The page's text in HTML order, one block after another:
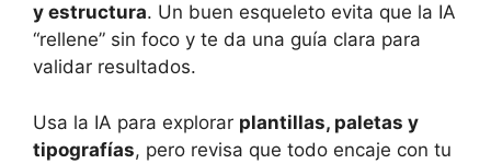
y estructura. Un buen esqueleto evita que la IA
“rellene” sin foco y te da una guía clara para
validar resultados.
Usa la IA para explorar plantillas, paletas y
tipografías, pero revisa que todo encaje con tu